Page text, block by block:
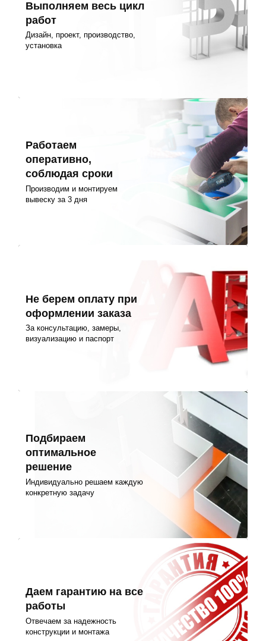
Выполняем весь цикл
работ
Дизайн, проект, производство,
установка
Работаем
оперативно,
соблюдая сроки
Производим и монтируем
вывеску за 3 дня
Не берем оплату при
оформлении заказа
За консультацию, замеры,
визуализацию и паспорт
Подбираем
оптимальное
решение
Индивидуально решаем каждую
конкретную задачу
Даем гарантию на все
работы
Отвечаем за надежность
конструкции и монтажа